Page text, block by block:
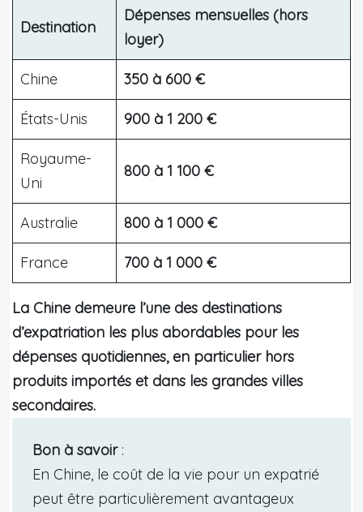
Destination
Dépenses mensuelles (hors
loyer)
Chine 350 à 600 €
États-Unis 900 à 1 200 €
Royaume-
Uni
800 à 1 100 €
Australie 800 à 1 000 €
France 700 à 1 000 €
La Chine demeure l’une des destinations
d’expatriation les plus abordables pour les
dépenses quotidiennes, en particulier hors
produits importés et dans les grandes villes
secondaires.
Bon à savoir:
En Chine, le coût de la vie pour un expatrié
peut être particulièrement avantageux